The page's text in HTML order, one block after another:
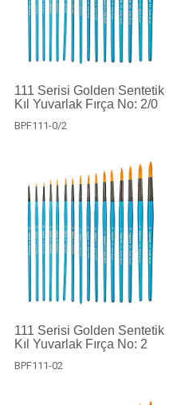
111 Serisi Golden Sentetik
Kıl Yuvarlak Fırça No: 2/0
BPF111-0/2
111 Serisi Golden Sentetik
Kıl Yuvarlak Fırça No: 2
BPF111-02